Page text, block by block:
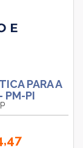
PARA A
PM-PI